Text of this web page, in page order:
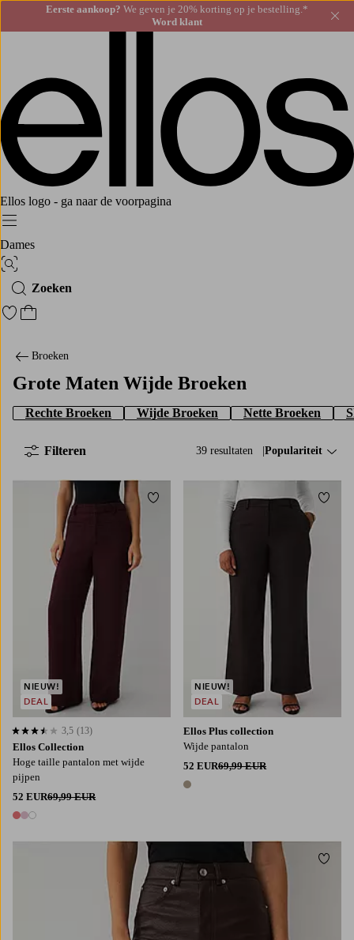
Eerste aankoop? We geven je 20% korting op je bestelling.*
Word klant
Ellos logo - ga naar de voorpagina
Menu
Dames
Afbeelding zoeken
Zoeken
Ga naar favoriete gemarkeerde producten
Ga naar het winkelmandje
Broeken
Grote Maten Wijde Broeken
Rechte Broeken Wijde Broeken Nette Broeken
39 resultaten Sorteer op:
Populariteit
Filteren
Ellos Collection
Hoge taille pantalon met wijde
pijpen
52 EUR69,99 EUR
3 kleuren
3,5 op basis van 13 beoordelingen
3,5 (13)
NIEUW!
DEAL
Toevoegen aan favorieten
Ellos Plus collection
Wijde pantalon
52 EUR69,99 EUR
1 kleur
NIEUW!
DEAL